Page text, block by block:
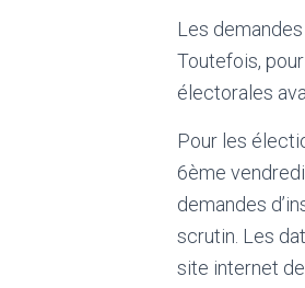
Les
Toutefois,
électorales
Pour les
6ème
demandes
scrutin. Les
site internet